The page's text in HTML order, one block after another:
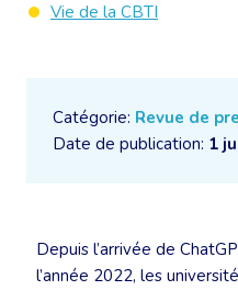
Catégorie: Revue de
Date de publication: 1
Depuis l’arrivée de
l’année 2022, les
Vie de la CBTI